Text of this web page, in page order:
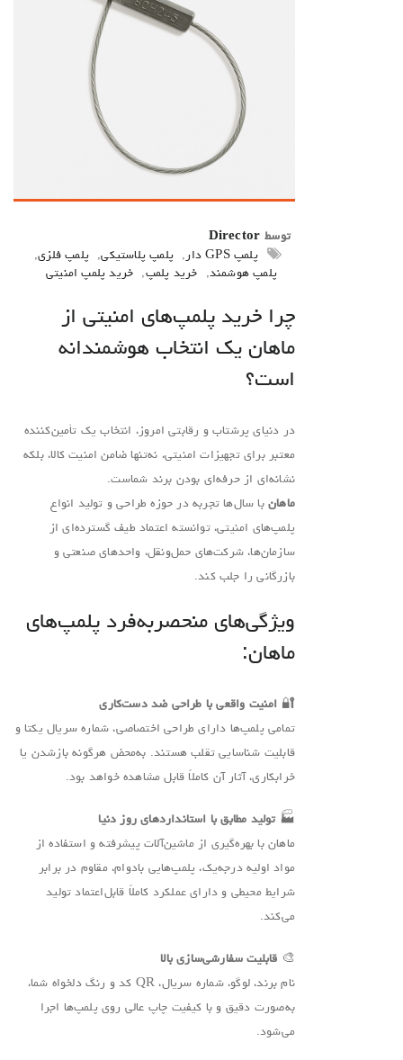
توسط Director
پلمپ GPS دار
, پلمپ پلاستیکی, پلمپ فلزی,
پلمپ هوشمند, خرید پلمپ, خرید پلمپ امنیتی
چرا خرید پلمپ‌های امنیتی از
ماهان یک انتخاب هوشمندانه
است؟
در دنیای پرشتاب و رقابتی امروز، انتخاب یک تأمین‌کننده
معتبر برای تجهیزات امنیتی، نه‌تنها ضامن امنیت کالا، بلکه
نشانه‌ای از حرفه‌ای‌ بودن برند شماست.
ماهان با سال‌ها تجربه در حوزه طراحی و تولید انواع
پلمپ‌های امنیتی، توانسته اعتماد طیف گسترده‌ای از
سازمان‌ها، شرکت‌های حمل‌ونقل، واحدهای صنعتی و
بازرگانی را جلب کند.
ویژگی‌های منحصربه‌فرد پلمپ‌های
ماهان:
🔐 امنیت واقعی با طراحی ضد دست‌کاری
تمامی پلمپ‌ها دارای طراحی اختصاصی، شماره سریال یکتا و
قابلیت شناسایی تقلب هستند. به‌محض هرگونه بازشدن یا
خرابکاری، آثار آن کاملاً قابل مشاهده خواهد بود.
🏭تولید مطابق با استانداردهای روز دنیا
ماهان با بهره‌گیری از ماشین‌آلات پیشرفته و استفاده از
مواد اولیه درجه‌یک، پلمپ‌هایی بادوام، مقاوم در برابر
شرایط محیطی و دارای عملکرد کاملاً قابل‌اعتماد تولید
می‌کند.
🎨 قابلیت سفارشی‌سازی بالا
نام برند، لوگو، شماره سریال، QR کد و رنگ دلخواه شما،
به‌صورت دقیق و با کیفیت چاپ عالی روی پلمپ‌ها اجرا
می‌شود.